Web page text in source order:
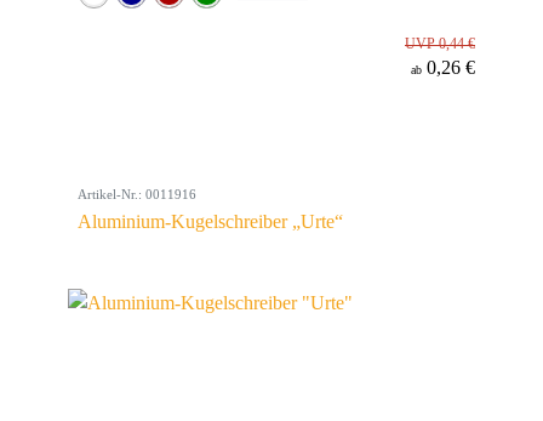
UVP 0,44 €
ab 0,26 €
Artikel-Nr.: 0011916
Aluminium-Kugelschreiber „Urte“